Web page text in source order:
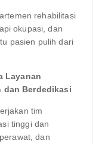
rehabilitasi
okupasi, dan
pasien pulih dari
Layanan
dan Berdedikasi
tim
tinggi dan
dan